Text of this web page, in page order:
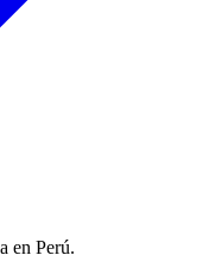
en Perú.